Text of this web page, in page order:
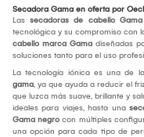
Secadora Gama en oferta por
Las secadoras de cabello Gama
tecnológica y su compromiso con
cabello marca Gama diseñadas
soluciones tanto para el uso
La tecnología iónica es una de
gama, ya que ayuda a reducir el
que luzca más suave, brillante y
ideales para viajes, hasta una
Gama negro con múltiples
una opción para cada tipo de